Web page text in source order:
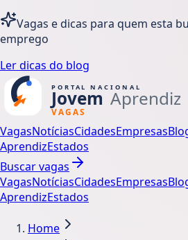
Vagas e dicas para quem esta
emprego
Ler dicas do blog
VagasNotíciasCidadesEmpresas
AprendizEstados
Buscar vagas
VagasNotíciasCidadesEmpresas
AprendizEstados
Home